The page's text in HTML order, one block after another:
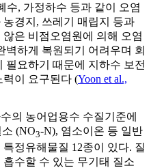
수, 가정하수 등과 같이 오염
경지, 쓰레기 매립지 등과
은 비점오염원에 의해 오염
벽하게 복원되기 어려우며 회
필요하기 때문에 지하수 보전
이 요구된다 (Yoon et al.,
의 농어업용수 수질기준에
(NO3-N), 염소이온 등 일반
정유해물질 12종이 있다. 질
수할 수 있는 무기태 질소